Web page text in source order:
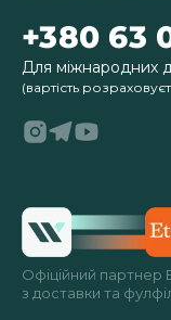
+380 63
Для міжнародних
(вартість
Офіційний партнер
з доставки та